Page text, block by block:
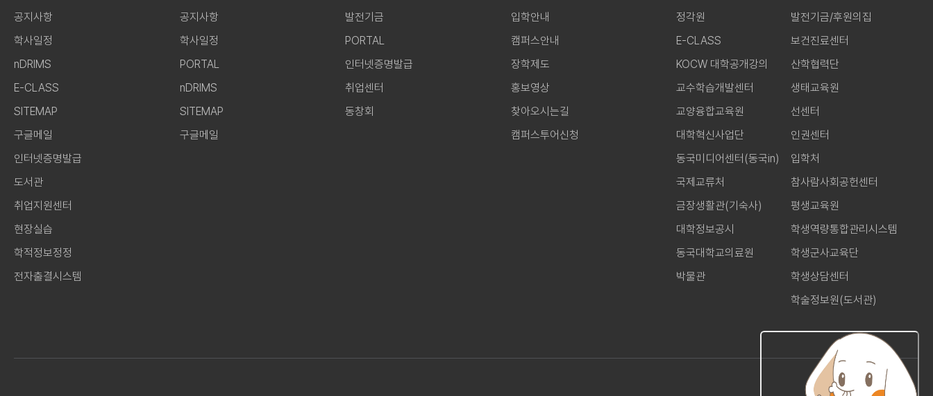
공지사항
학사일정
nDRIMS
E-CLASS
SITEMAP
구글메일
인터넷증명발급
도서관
취업지원센터
현장실습
학적정보정정
전자출결시스템
공지사항
학사일정
PORTAL
nDRIMS
SITEMAP
구글메일
발전기금
PORTAL
인터넷증명발급
취업센터
동창회
입학안내
캠퍼스안내
장학제도
홍보영상
찾아오시는길
캠퍼스투어신청
정각원
E-CLASS
KOCW 대학공개강의
교수학습개발센터
교양융합교육원
대학혁신사업단
동국미디어센터(동국in)
국제교류처
금장생활관(기숙사)
대학정보공시
동국대학교의료원
박물관
발전기금/후원의집
보건진료센터
산학협력단
생태교육원
선센터
인권센터
입학처
참사람사회공헌센터
평생교육원
학생역량통합관리시스템
학생군사교육단
학생상담센터
학술정보원(도서관)